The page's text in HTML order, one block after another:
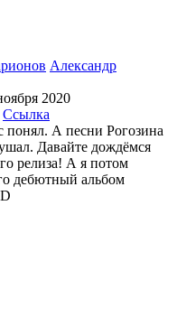
Александр
2020
Ссылка
понял. А песни Рогозина
Давайте дождёмся
релиза! А я потом
дебютный альбом